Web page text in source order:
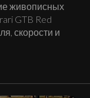
живописных
GTB Red
скорости и